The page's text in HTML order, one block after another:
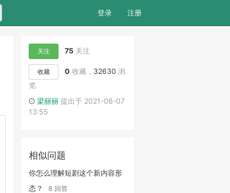
登录 注册
关注 75 关注
收藏 0 收藏， 32630 浏
览
梁丽丽 提出于 2021-06-07
13:55
相似问题
你怎么理解短剧这个新内容形
态？
8 回答